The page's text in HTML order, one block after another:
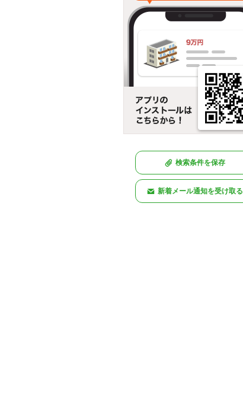
検索条件を保存
新着メール通知を受け取る